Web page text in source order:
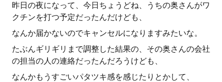
昨日の夜になって、今日ちょうどね、うちの奥さんがワ
クチンを打つ予定だったんだけども、
なんか届かないのでキャンセルになりますみたいな。
たぶんギリギリまで調整した結果の、その奥さんの会社
の担当の人の連絡だったんだろうけども、
なんかもうすごいパタツキ感を感じたりとかして、